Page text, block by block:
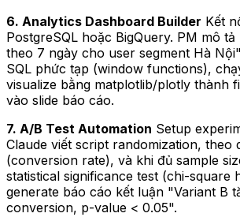
6. Analytics Dashboard Builder Kết
PostgreSQL hoặc BigQuery. PM mô
theo 7 ngày cho user segment Hà
SQL phức tạp (window functions),
visualize bằng matplotlib/plotly thành
vào slide báo cáo.
7. A/B Test Automation Setup
Claude viết script randomization, theo
(conversion rate), và khi đủ sample
statistical significance test (chi-square
generate báo cáo kết luận "Variant B
conversion, p-value < 0.05".